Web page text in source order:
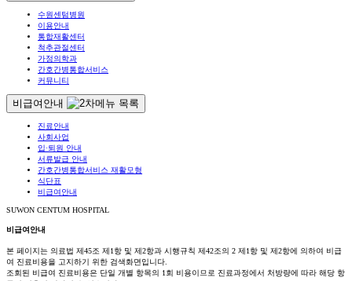
수원센텀병원
이용안내
통합재활센터
척추관절센터
가정의학과
간호간병통합서비스
커뮤니티
비급여안내
진료안내
사회사업
입·퇴원 안내
서류발급 안내
간호간병통합서비스 재활모형
식단표
비급여안내
SUWON CENTUM HOSPITAL
비급여안내
본 페이지는 의료법 제45조 제1항 및 제2항과 시행규칙 제42조의 2 제1항 및 제2항에 의하여 비급
여 진료비용을 고지하기 위한 검색화면입니다.
조회된 비급여 진료비용은 단일 개별 항목의 1회 비용이므로 진료과정에서 처방량에 따라 해당 항